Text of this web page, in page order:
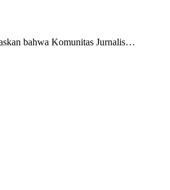
bahwa Komunitas Jurnalis…